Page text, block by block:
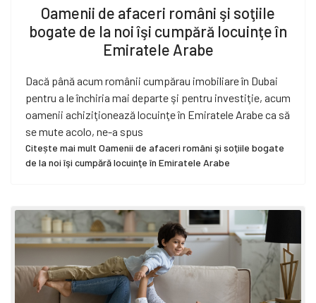
Oamenii de afaceri români şi soţiile
bogate de la noi îşi cumpără locuinţe în
Emiratele Arabe
Dacă până acum românii cumpărau imobiliare în Dubai
pentru a le închiria mai departe şi pentru investiţie, acum
oamenii achiziţionează locuinţe în Emiratele Arabe ca să
se mute acolo, ne-a spus
Citește mai mult Oamenii de afaceri români şi soţiile bogate
de la noi îşi cumpără locuinţe în Emiratele Arabe